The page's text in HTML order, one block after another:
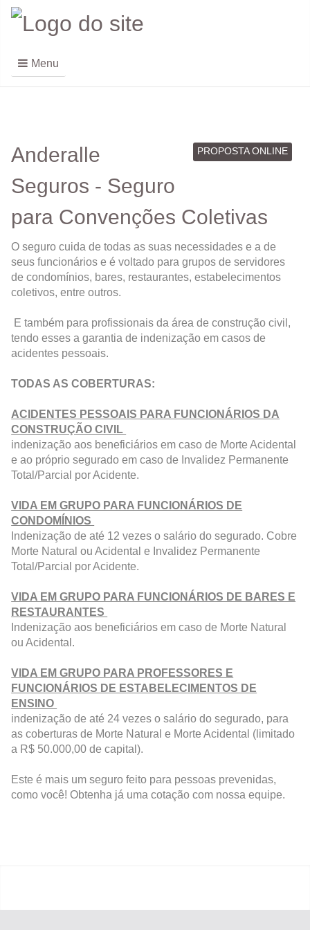
Menu
PROPOSTA ONLINE
Anderalle
Seguros - Seguro
para Convenções Coletivas
O seguro cuida de todas as suas necessidades e a de
seus funcionários e é voltado para grupos de servidores
de condomínios, bares, restaurantes, estabelecimentos
coletivos, entre outros.
E também para profissionais da área de construção civil,
tendo esses a garantia de indenização em casos de
acidentes pessoais.
TODAS AS COBERTURAS:
ACIDENTES PESSOAIS PARA FUNCIONÁRIOS DA
CONSTRUÇÃO CIVIL
indenização aos beneficiários em caso de Morte Acidental
e ao próprio segurado em caso de Invalidez Permanente
Total/Parcial por Acidente.
VIDA EM GRUPO PARA FUNCIONÁRIOS DE
CONDOMÍNIOS
Indenização de até 12 vezes o salário do segurado. Cobre
Morte Natural ou Acidental e Invalidez Permanente
Total/Parcial por Acidente.
VIDA EM GRUPO PARA FUNCIONÁRIOS DE BARES E
RESTAURANTES
Indenização aos beneficiários em caso de Morte Natural
ou Acidental.
VIDA EM GRUPO PARA PROFESSORES E
FUNCIONÁRIOS DE ESTABELECIMENTOS DE
ENSINO
indenização de até 24 vezes o salário do segurado, para
as coberturas de Morte Natural e Morte Acidental (limitado
a R$ 50.000,00 de capital).
Este é mais um seguro feito para pessoas prevenidas,
como você! Obtenha já uma cotação com nossa equipe.